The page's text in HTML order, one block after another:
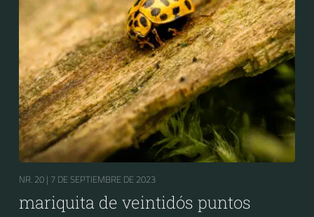
NR. 20 | 7 DE SEPTIEMBRE DE 2023
mariquita de veintidós puntos